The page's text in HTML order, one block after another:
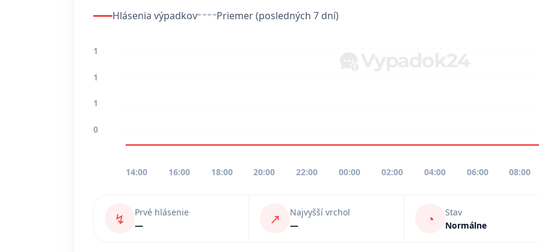
Hlásenia výpadkov Priemer (posledných 7 dní)
1
1
1
0
14:00 16:00 18:00 20:00 22:00 00:00 02:00 04:00 06:00 08:00
↯
Prvé hlásenie
—
↗
Najvyšší vrchol
—
◔
Stav
Normálne